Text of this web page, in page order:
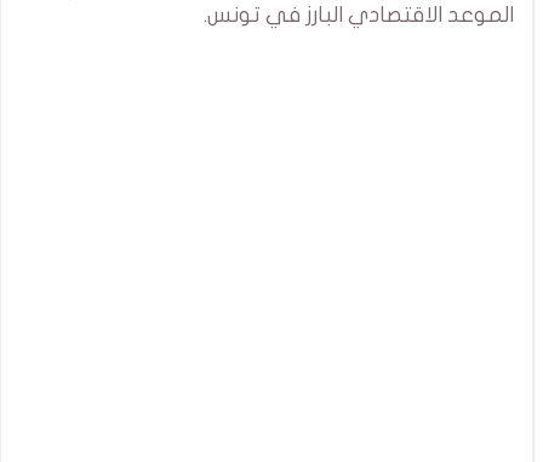
الموعد الاقتصادي البارز في تونس.